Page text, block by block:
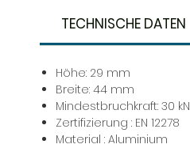
TECHNISCHE DATEN
Höhe: 29 mm
Breite: 44 mm
Mindestbruchkraft: 30 kN
Zertifizierung : EN 12278
Material : Aluminium